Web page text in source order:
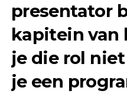
presentator
kapitein van
je die rol
je een